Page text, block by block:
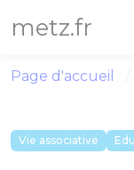
metz.fr
Page d'accueil
Vie associative